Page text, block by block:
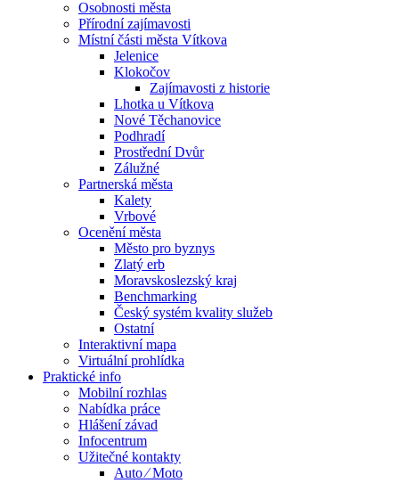
Osobnosti města
Přírodní zajímavosti
Místní části města Vítkova
Jelenice
Klokočov
Zajímavosti z historie
Lhotka u Vítkova
Nové Těchanovice
Podhradí
Prostřední Dvůr
Zálužné
Partnerská města
Kalety
Vrbové
Ocenění města
Město pro byznys
Zlatý erb
Moravskoslezský kraj
Benchmarking
Český systém kvality služeb
Ostatní
Interaktivní mapa
Virtuální prohlídka
Praktické info
Mobilní rozhlas
Nabídka práce
Hlášení závad
Infocentrum
Užitečné kontakty
Auto ⁄ Moto